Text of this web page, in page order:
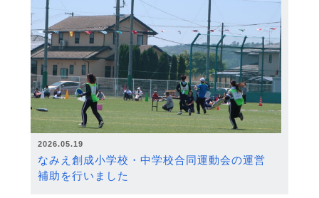
2026.05.19
なみえ創成小学校・中学校合同運動会の運営
補助を行いました